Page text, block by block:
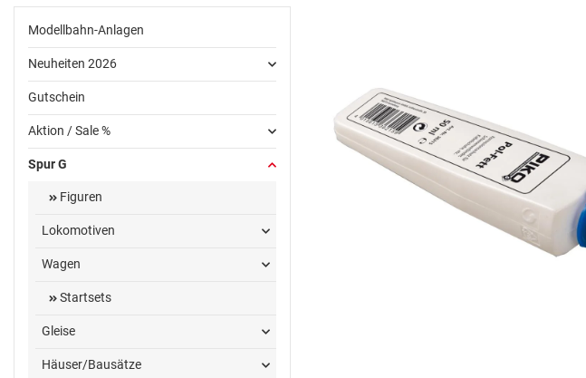
Modellbahn-Anlagen
Neuheiten 2026
Gutschein
Aktion / Sale %
Spur G
Figuren
Lokomotiven
Wagen
Startsets
Gleise
Häuser/Bausätze